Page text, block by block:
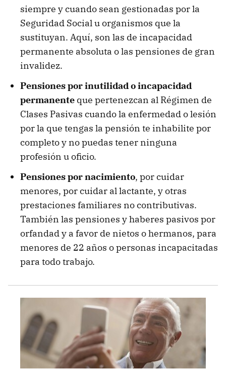
siempre y cuando sean gestionadas por la
Seguridad Social u organismos que la
sustituyan. Aquí, son las de incapacidad
permanente absoluta o las pensiones de gran
invalidez.
Pensiones por inutilidad o incapacidad
permanente que pertenezcan al Régimen de
Clases Pasivas cuando la enfermedad o lesión
por la que tengas la pensión te inhabilite por
completo y no puedas tener ninguna
profesión u oficio.
Pensiones por nacimiento, por cuidar
menores, por cuidar al lactante, y otras
prestaciones familiares no contributivas.
También las pensiones y haberes pasivos por
orfandad y a favor de nietos o hermanos, para
menores de 22 años o personas incapacitadas
para todo trabajo.